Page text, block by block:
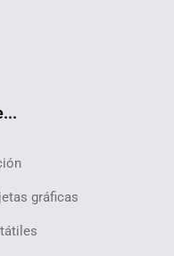
gráficas